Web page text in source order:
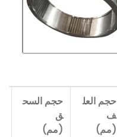
حجم العل
ف
(مم)
حجم السح
ق
(مم)